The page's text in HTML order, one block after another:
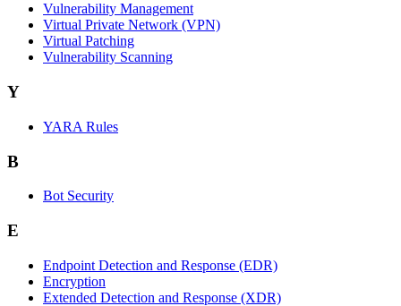
Vulnerability Management
Virtual Private Network (VPN)
Virtual Patching
Vulnerability Scanning
Y
YARA Rules
B
Bot Security
E
Endpoint Detection and Response (EDR)
Encryption
Extended Detection and Response (XDR)